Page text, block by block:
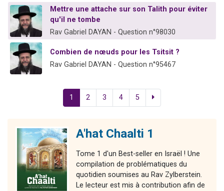
Mettre une attache sur son Talith pour éviter
qu'il ne tombe
Rav Gabriel DAYAN - Question n°98030
Combien de nœuds pour les Tsitsit ?
Rav Gabriel DAYAN - Question n°95467
1 2 3 4 5
A'hat Chaalti 1
Tome 1 d'un Best-seller en Israël ! Une
compilation de problématiques du
quotidien soumises au Rav Zylberstein.
Le lecteur est mis à contribution afin de